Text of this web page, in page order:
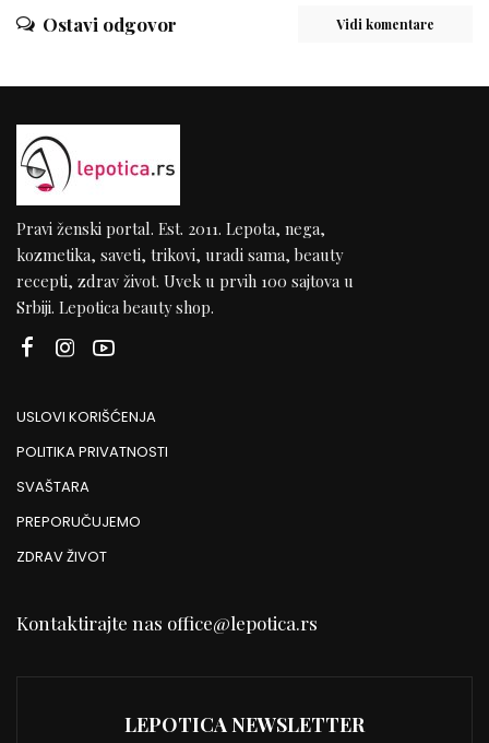
Ostavi odgovor Vidi komentare
Pravi ženski portal. Est. 2011. Lepota, nega,
kozmetika, saveti, trikovi, uradi sama, beauty
recepti, zdrav život. Uvek u prvih 100 sajtova u
Srbiji. Lepotica beauty shop.
USLOVI KORIŠĆENJA
POLITIKA PRIVATNOSTI
SVAŠTARA
PREPORUČUJEMO
ZDRAV ŽIVOT
Kontaktirajte nas office@lepotica.rs
LEPOTICA NEWSLETTER